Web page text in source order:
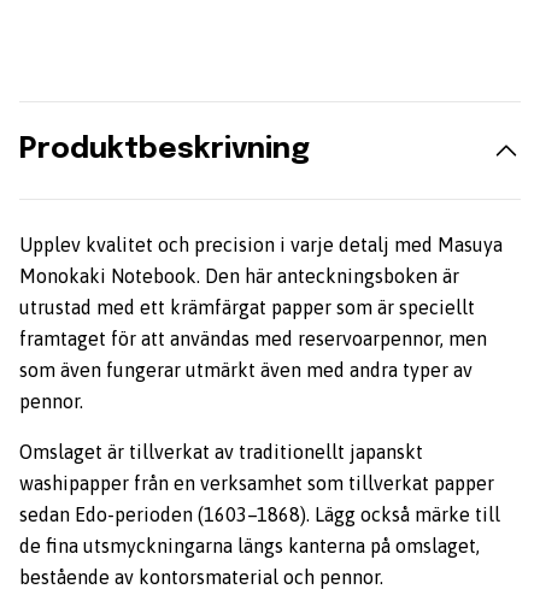
Produktbeskrivning
Upplev kvalitet och precision i varje detalj med Masuya
Monokaki Notebook. Den här anteckningsboken är
utrustad med ett krämfärgat papper som är speciellt
framtaget för att användas med reservoarpennor, men
som även fungerar utmärkt även med andra typer av
pennor.
Omslaget är tillverkat av traditionellt japanskt
washipapper från en verksamhet som tillverkat papper
sedan Edo-perioden (1603–1868). Lägg också märke till
de fina utsmyckningarna längs kanterna på omslaget,
bestående av kontorsmaterial och pennor.